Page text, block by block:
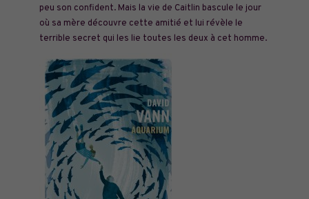
peu son confident. Mais la vie de Caitlin bascule le jour
où sa mère découvre cette amitié et lui révèle le
terrible secret qui les lie toutes les deux à cet homme.